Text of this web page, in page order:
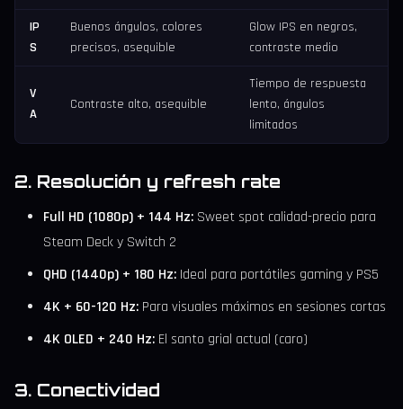
IP
S
Buenos ángulos, colores
precisos, asequible
Glow IPS en negros,
contraste medio
V
A
Contraste alto, asequible
Tiempo de respuesta
lento, ángulos
limitados
2. Resolución y refresh rate
Full HD (1080p) + 144 Hz: Sweet spot calidad-precio para
Steam Deck y Switch 2
QHD (1440p) + 180 Hz: Ideal para portátiles gaming y PS5
4K + 60-120 Hz: Para visuales máximos en sesiones cortas
4K OLED + 240 Hz: El santo grial actual (caro)
3. Conectividad